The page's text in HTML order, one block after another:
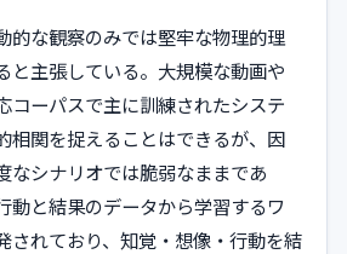
的な観察のみでは堅牢な物理的理
と主張している。大規模な動画や
コーパスで主に訓練されたシステ
相関を捉えることはできるが、因
なシナリオでは脆弱なままであ
動と結果のデータから学習するワ
されており、知覚・想像・行動を結